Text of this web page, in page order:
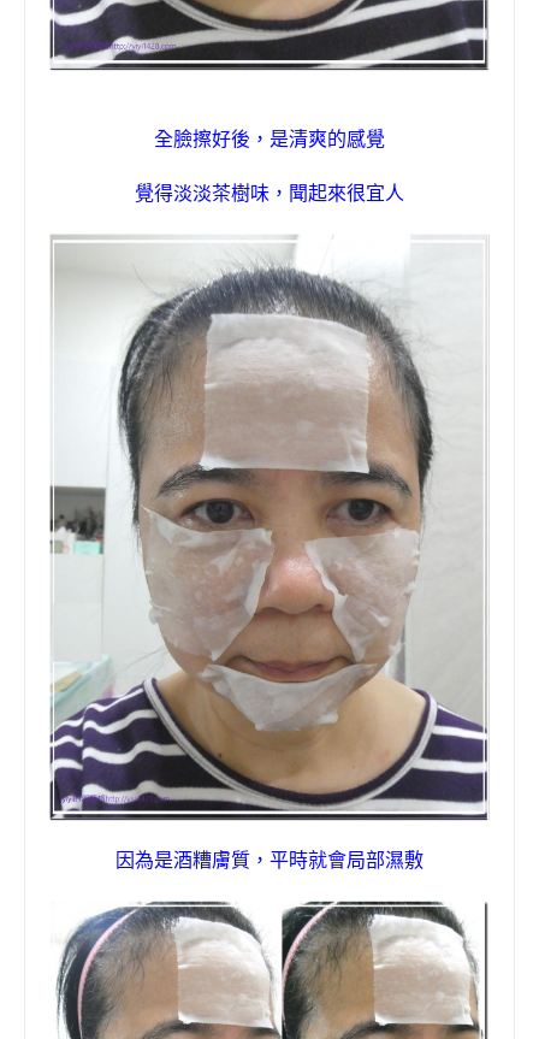
全臉擦好後，是清爽的感覺
覺得淡淡茶樹味 ，聞起來很宜人
因為是酒糟膚質，平時就會局部濕敷